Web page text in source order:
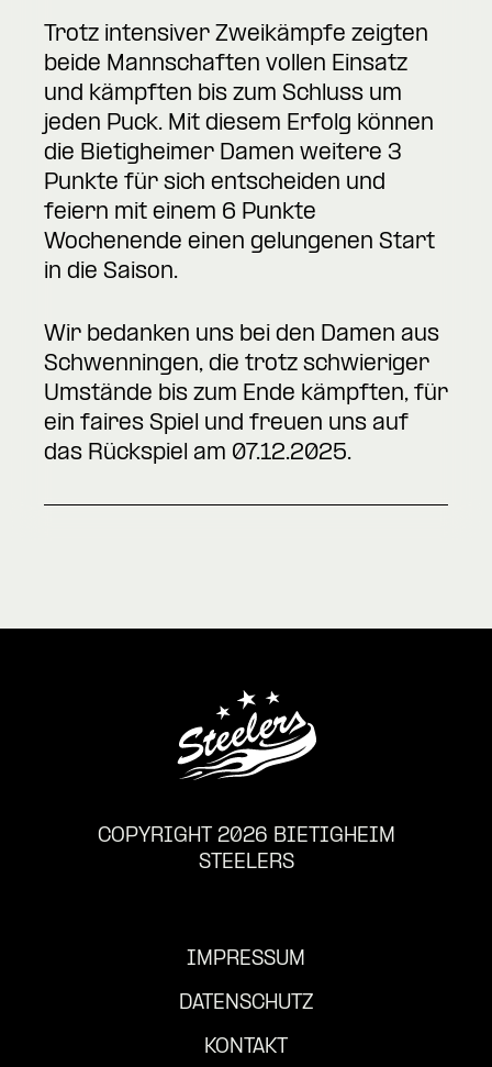
Trotz intensiver Zweikämpfe zeigten
beide Mannschaften vollen Einsatz
und kämpften bis zum Schluss um
jeden Puck. Mit diesem Erfolg können
die Bietigheimer Damen weitere 3
Punkte für sich entscheiden und
feiern mit einem 6 Punkte
Wochenende einen gelungenen Start
in die Saison.
Wir bedanken uns bei den Damen aus
Schwenningen, die trotz schwieriger
Umstände bis zum Ende kämpften, für
ein faires Spiel und freuen uns auf
das Rückspiel am 07.12.2025.
COPYRIGHT 2026 BIETIGHEIM
STEELERS
IMPRESSUM
DATENSCHUTZ
KONTAKT